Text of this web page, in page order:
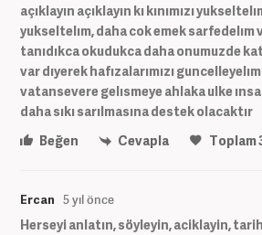
açıklayın açıklayın kı kınımızı
yukseltelım, daha cok emek sarfedelım
tanıdıkca okudukca daha onumuzde
var dıyerek hafızalarımızı
vatansevere gelısmeye ahlaka ulke
daha sıkı sarılmasına destek olacaktır
Beğen
Cevapla Toplam
Ercan 5 yıl önce
Herseyi anlatın, söyleyin, aciklayin,